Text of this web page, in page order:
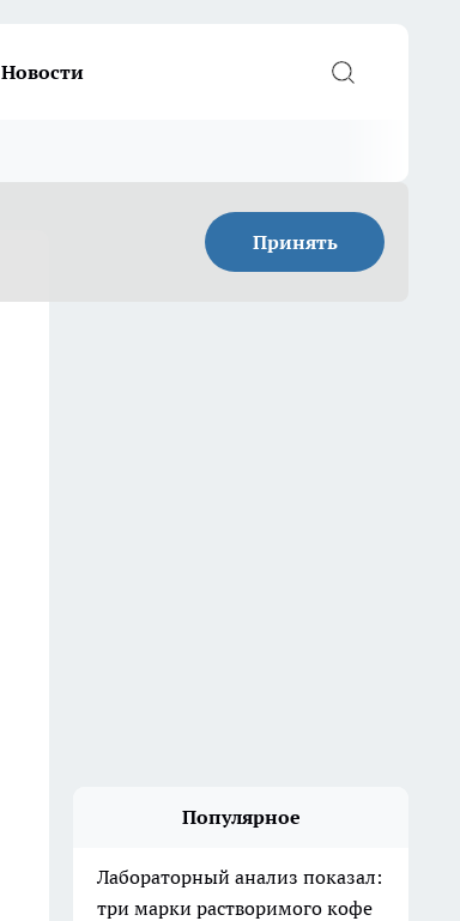
Новости
Принять
Популярное
Лабораторный анализ показал:
три марки растворимого кофе